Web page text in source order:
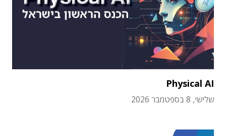
Physical AI
שלישי, 8 בספטמבר 2026